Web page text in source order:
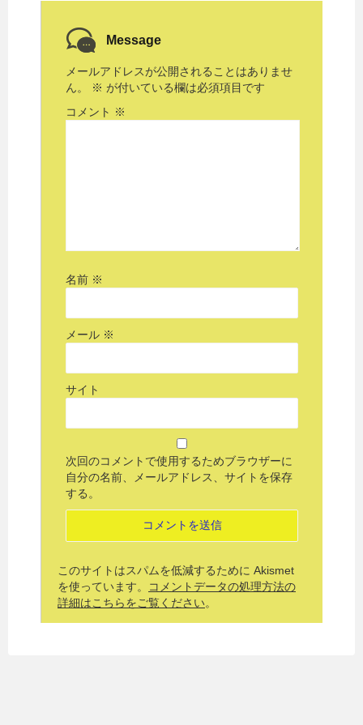
Message
メールアドレスが公開されることはありませ
ん。
※ が付いている欄は必須項目です
コメント ※
名前 ※
メール ※
サイト
次回のコメントで使用するためブラウザーに
自分の名前、メールアドレス、サイトを保存
する。
このサイトはスパムを低減するために Akismet
を使っています。
コメントデータの処理方法の
詳細はこちらをご覧ください。